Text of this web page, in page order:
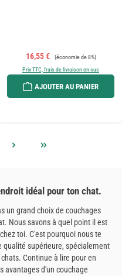
Prix de vente :
16,55 € Prix régulier :
(économie de 8%)
Prix TTC, frais de livraison en sus
AJOUTER AU PANIER
idéal pour ton chat.
un grand choix de couchages
Nous savons à quel point il est
toi. C'est pourquoi nous te
qualité supérieure, spécialement
Continue à lire pour en
avantages d'un couchage